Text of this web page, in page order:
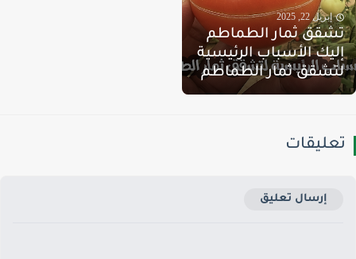
إبريل 22, 2025
ثمار الطماطم
الأسباب الرئيسية
ثمار الطماطم
إرسال تعليق